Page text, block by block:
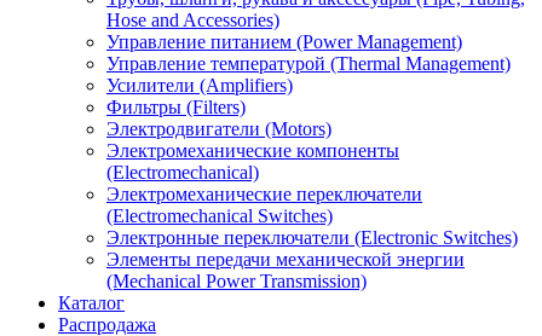
Hose and Accessories)
Управление питанием (Power Management)
Управление температурой (Thermal Management)
Усилители (Amplifiers)
Фильтры (Filters)
Электродвигатели (Motors)
Электромеханические компоненты
(Electromechanical)
Электромеханические переключатели
(Electromechanical Switches)
Электронные переключатели (Electronic Switches)
Элементы передачи механической энергии
(Mechanical Power Transmission)
Каталог
Распродажа